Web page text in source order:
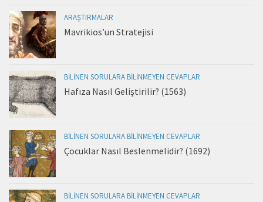
ARAŞTIRMALAR
Mavrikios’un Stratejisi
BILINEN SORULARA BILINMEYEN CEVAPLAR
Hafıza Nasıl Geliştirilir? (1563)
BILINEN SORULARA BILINMEYEN CEVAPLAR
Çocuklar Nasıl Beslenmelidir? (1692)
BILINEN SORULARA BILINMEYEN CEVAPLAR